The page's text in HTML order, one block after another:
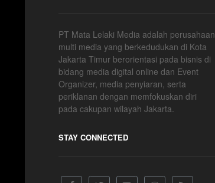
PT Mata Lelaki Media adalah perusahaan
multi media yang berkedudukan di Kota
Jakarta Timur berorientasi pada bisnis di
bidang media digital online dan Event
Organizer, media penyiaran, serta
periklanan dengan memfokuskan diri
pada cakupan wilayah Jakarta.
STAY CONNECTED